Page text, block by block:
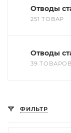
Отводы
251 ТОВАР
Отводы
39 ТОВАРОВ
ФИЛЬТР